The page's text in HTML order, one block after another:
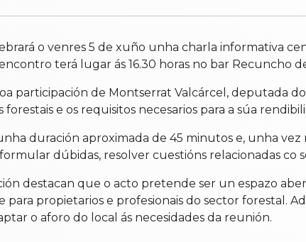
o venres 5 de xuño unha charla informativa
terá lugar ás 16.30 horas no bar Recuncho
participación de Montserrat Valcárcel, deputada
forestais e os requisitos necesarios para a súa
duración aproximada de 45 minutos e, unha
dúbidas, resolver cuestións relacionadas co
destacan que o acto pretende ser un espazo
propietarios e profesionais do sector forestal.
o aforo do local ás necesidades da reunión.